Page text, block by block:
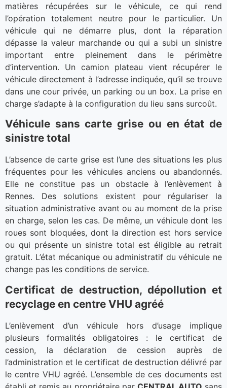
matières récupérées sur le véhicule, ce qui rend
l’opération totalement neutre pour le particulier. Un
véhicule qui ne démarre plus, dont la réparation
dépasse la valeur marchande ou qui a subi un sinistre
important entre pleinement dans le périmètre
d’intervention. Un camion plateau vient récupérer le
véhicule directement à l’adresse indiquée, qu’il se trouve
dans une cour privée, un parking ou un box. La prise en
charge s’adapte à la configuration du lieu sans surcoût.
Véhicule sans carte grise ou en état de
sinistre total
L’absence de carte grise est l’une des situations les plus
fréquentes pour les véhicules anciens ou abandonnés.
Elle ne constitue pas un obstacle à l’enlèvement à
Rennes. Des solutions existent pour régulariser la
situation administrative avant ou au moment de la prise
en charge, selon les cas. De même, un véhicule dont les
roues sont bloquées, dont la direction est hors service
ou qui présente un sinistre total est éligible au retrait
gratuit. L’état mécanique ou administratif du véhicule ne
change pas les conditions de service.
Certificat de destruction, dépollution et
recyclage en centre VHU agréé
L’enlèvement d’un véhicule hors d’usage implique
plusieurs formalités obligatoires : le certificat de
cession, la déclaration de cession auprès de
l’administration et le certificat de destruction délivré par
le centre VHU agréé. L’ensemble de ces documents est